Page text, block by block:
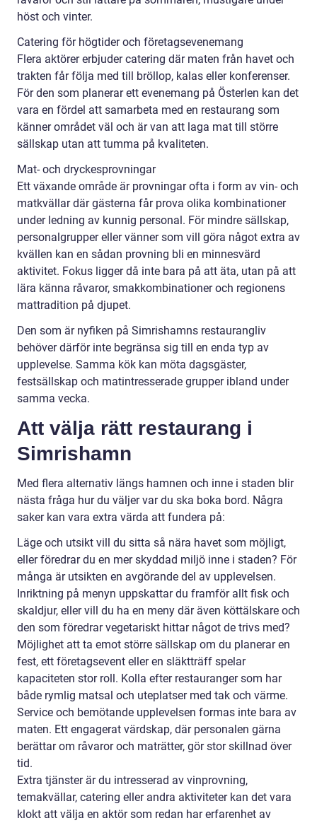
höst och vinter.
Catering för högtider och företagsevenemang
Flera aktörer erbjuder catering där maten från havet och
trakten får följa med till bröllop, kalas eller konferenser.
För den som planerar ett evenemang på Österlen kan det
vara en fördel att samarbeta med en restaurang som
känner området väl och är van att laga mat till större
sällskap utan att tumma på kvaliteten.
Mat- och dryckesprovningar
Ett växande område är provningar ofta i form av vin- och
matkvällar där gästerna får prova olika kombinationer
under ledning av kunnig personal. För mindre sällskap,
personalgrupper eller vänner som vill göra något extra av
kvällen kan en sådan provning bli en minnesvärd
aktivitet. Fokus ligger då inte bara på att äta, utan på att
lära känna råvaror, smakkombinationer och regionens
mattradition på djupet.
Den som är nyfiken på Simrishamns restaurangliv
behöver därför inte begränsa sig till en enda typ av
upplevelse. Samma kök kan möta dagsgäster,
festsällskap och matintresserade grupper ibland under
samma vecka.
Att välja rätt restaurang i
Simrishamn
Med flera alternativ längs hamnen och inne i staden blir
nästa fråga hur du väljer var du ska boka bord. Några
saker kan vara extra värda att fundera på:
Läge och utsikt vill du sitta så nära havet som möjligt,
eller föredrar du en mer skyddad miljö inne i staden? För
många är utsikten en avgörande del av upplevelsen.
Inriktning på menyn uppskattar du framför allt fisk och
skaldjur, eller vill du ha en meny där även köttälskare och
den som föredrar vegetariskt hittar något de trivs med?
Möjlighet att ta emot större sällskap om du planerar en
fest, ett företagsevent eller en släktträff spelar
kapaciteten stor roll. Kolla efter restauranger som har
både rymlig matsal och uteplatser med tak och värme.
Service och bemötande upplevelsen formas inte bara av
maten. Ett engagerat värdskap, där personalen gärna
berättar om råvaror och maträtter, gör stor skillnad över
tid.
Extra tjänster är du intresserad av vinprovning,
temakvällar, catering eller andra aktiviteter kan det vara
klokt att välja en aktör som redan har erfarenhet av